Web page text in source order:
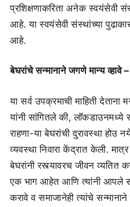
प्रशिक्षणाकरिता अनेक स्वयंसेवी
आहे. या स्वयंसेवी संस्थांच्या
आहे.
बेघरांचे सन्मानाने जगणे मान्य
या सर्व उपक्रमाची माहिती
यांनी सांगितले की, लॉकडाउनमध्ये
राहणा-या बेघरांची दुरावस्था होउ
व्यवस्था निवारा केंद्रात केली.
बेघरांनी रस्त्यावरच जीवन व्यतित
एक भाग आहेत आणि त्यांनी आपले
करावे व समाजानेही त्यांचे